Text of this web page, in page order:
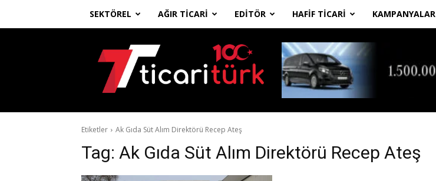
SEKTÖREL AĞIR TICARI EDITÖR HAFIF TICARI KAMPANYALAR
Ticari
Türk
Etiketler Ak Gıda Süt Alım Direktörü Recep Ateş
Tag: Ak Gıda Süt Alım Direktörü Recep Ateş